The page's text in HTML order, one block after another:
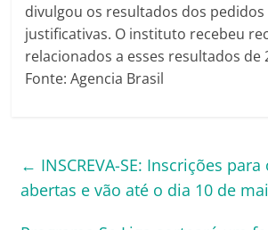
divulgou os resultados dos pedidos
justificativas. O instituto recebeu
relacionados a esses resultados de
Fonte: Agencia Brasil
← INSCREVA-SE: Inscrições
abertas e vão até o dia 10 de